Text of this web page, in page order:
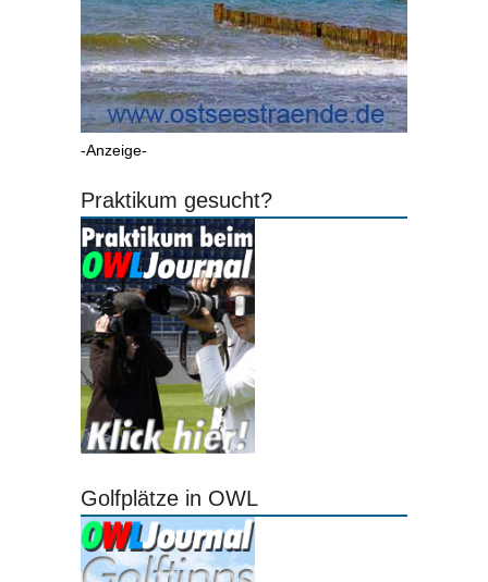
-Anzeige-
Praktikum gesucht?
Golfplätze in OWL